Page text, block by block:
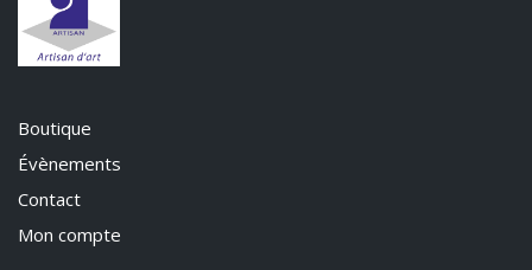
Boutique
Évènements
Contact
Mon compte